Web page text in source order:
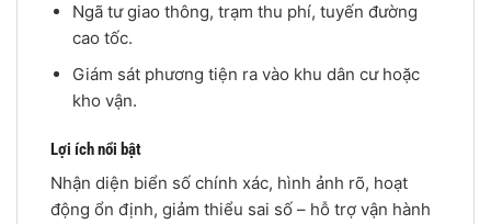
Ngã tư giao thông, trạm thu phí, tuyến đường
cao tốc.
Giám sát phương tiện ra vào khu dân cư hoặc
kho vận.
Lợi ích nổi bật
Nhận diện biển số chính xác, hình ảnh rõ, hoạt
động ổn định, giảm thiểu sai số – hỗ trợ vận hành